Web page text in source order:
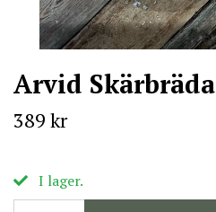
Arvid Skärbräda
389 kr
I lager.